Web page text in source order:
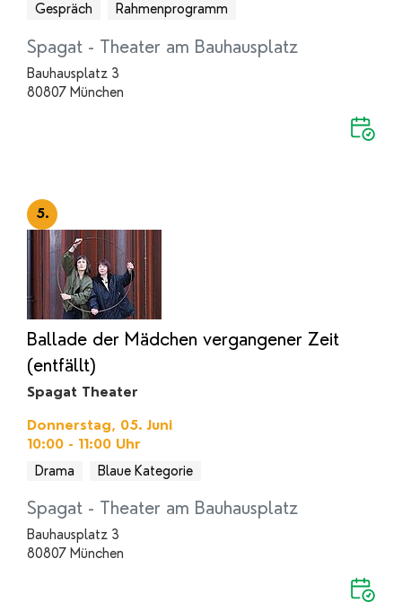
Gespräch
Rahmenprogramm
Spagat - Theater am Bauhausplatz
Bauhausplatz 3
80807 München
5.
Ballade der Mädchen vergangener Zeit
(entfällt)
Spagat Theater
Donnerstag, 05. Juni
10:00 - 11:00 Uhr
Drama
Blaue Kategorie
Spagat - Theater am Bauhausplatz
Bauhausplatz 3
80807 München